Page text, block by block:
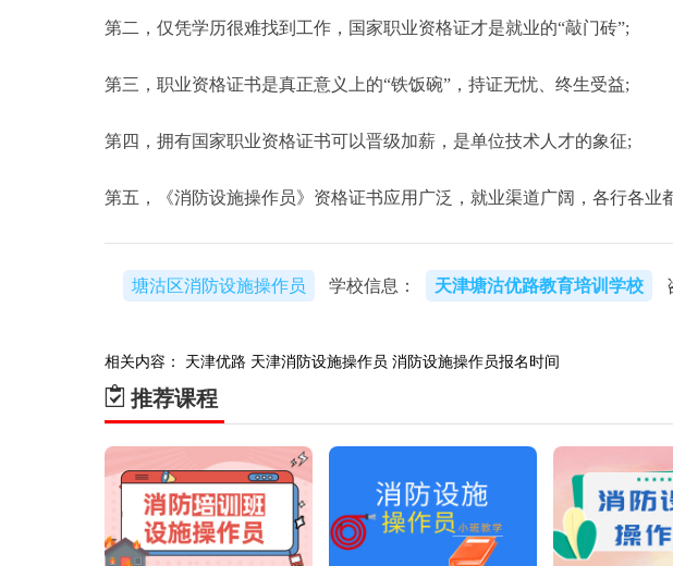
第二，仅凭学历很难找到工作，国家职业资格证才是就业的“敲门砖”;
第三，职业资格证书是真正意义上的“铁饭碗”，持证无忧、终生受益;
第四，拥有国家职业资格证书可以晋级加薪，是单位技术人才的象征;
第五，《消防设施操作员》资格证书应用广泛，就业渠道广阔，各行各业
塘沽区消防设施操作员 学校信息： 天津塘沽优路教育培训学校
相关内容： 天津优路 天津消防设施操作员 消防设施操作员报名时间
推荐课程